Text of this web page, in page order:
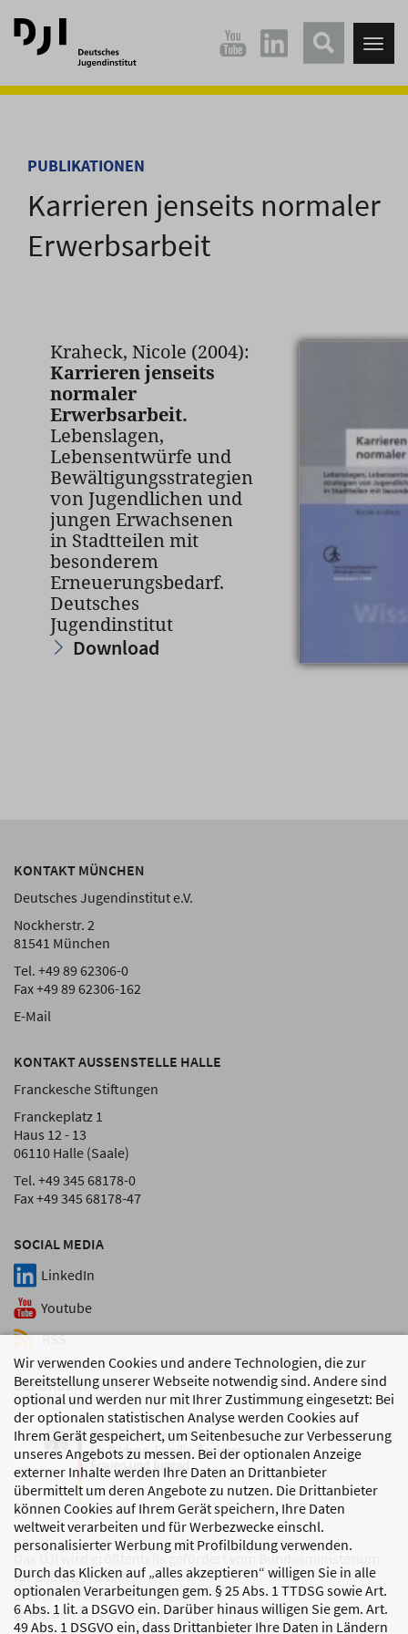
Direkt
zum
Hauptinhalt
Direkt
zum
Hauptmenü
Wir verwenden Cookies und andere Technologien, die zur
Bereitstellung unserer Webseite notwendig sind. Andere sind
optional und werden nur mit Ihrer Zustimmung eingesetzt: Bei
der optionalen statistischen Analyse werden Cookies auf
Ihrem Gerät gespeichert, um Seitenbesuche zur Verbesserung
unseres Angebots zu messen. Bei der optionalen Anzeige
externer Inhalte werden Ihre Daten an Drittanbieter
übermittelt um deren Angebote zu nutzen. Die Drittanbieter
können Cookies auf Ihrem Gerät speichern, Ihre Daten
weltweit verarbeiten und für Werbezwecke einschl.
personalisierter Werbung mit Profilbildung verwenden.
Durch das Klicken auf „alles akzeptieren“ willigen Sie in alle
optionalen Verarbeitungen gem. § 25 Abs. 1 TTDSG sowie Art.
6 Abs. 1 lit. a DSGVO ein. Darüber hinaus willigen Sie gem. Art.
49 Abs. 1 DSGVO ein, dass Drittanbieter Ihre Daten in Ländern
PUBLIKATIONEN
Karrieren jenseits normaler
Erwerbsarbeit
Kraheck, Nicole (2004):
Karrieren jenseits
normaler
Erwerbsarbeit.
Lebenslagen,
Lebensentwürfe und
Bewältigungsstrategien
von Jugendlichen und
jungen Erwachsenen
in Stadtteilen mit
besonderem
Erneuerungsbedarf.
Deutsches
Jugendinstitut
Download
SOCIAL MEDIA
LinkedIn
Youtube
RSS
KONTAKT MÜNCHEN
Deutsches Jugendinstitut e.V.
Nockherstr. 2
81541 München
Tel. +49 89 62306-0
Fax +49 89 62306-162
E-Mail
KONTAKT AUSSENSTELLE HALLE
Franckesche Stiftungen
Franckeplatz 1
Haus 12 - 13
06110 Halle (Saale)
Tel. +49 345 68178-0
Fax +49 345 68178-47
GEFÖRDERT VON
Das DJI wird größtenteils gefördert vom Bundesministerium
für Bildung, Familie,
Senioren, Frauen und Jugend
sowie den Bundesländern.